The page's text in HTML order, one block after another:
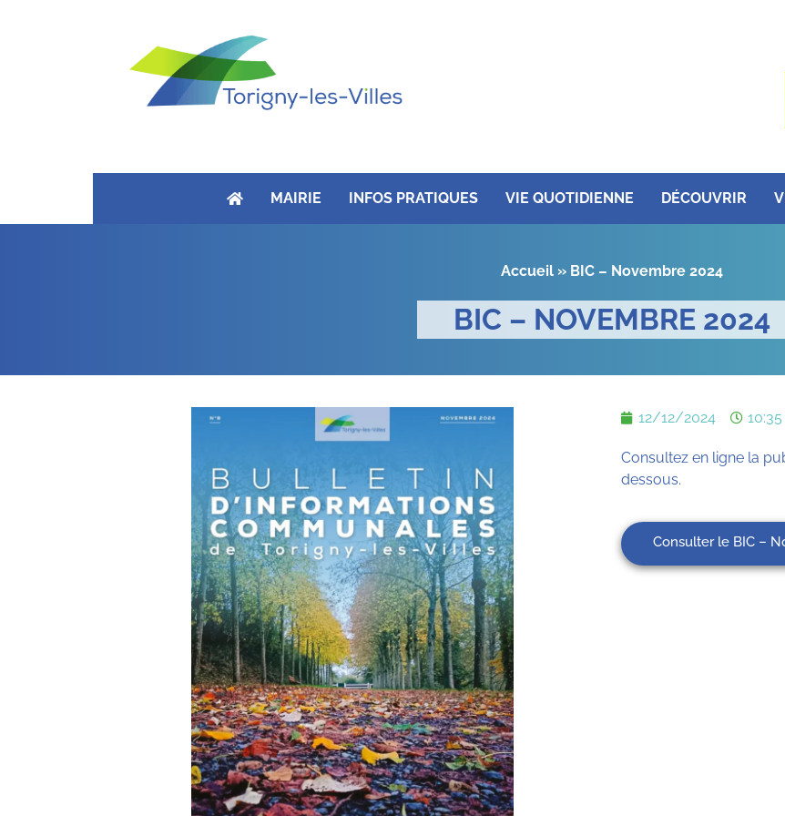
MAIRIE INFOS PRATIQUES VIE QUOTIDIENNE DÉCOUVRIR
Accueil » BIC – Novembre 2024
BIC – NOVEMBRE 2024
12/12/2024 10:35
Consultez en ligne la
dessous.
Consulter le BIC –